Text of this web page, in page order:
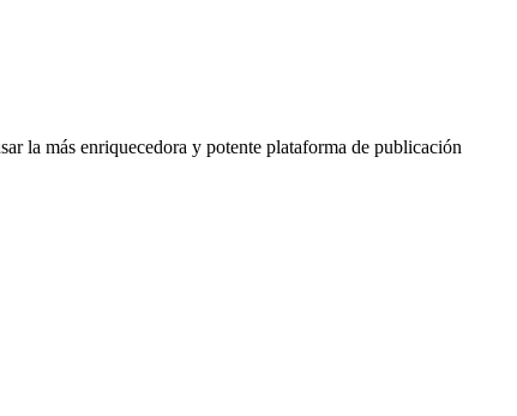
la más enriquecedora y potente plataforma de publicación